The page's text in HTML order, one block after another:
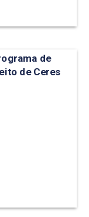
de
de Ceres